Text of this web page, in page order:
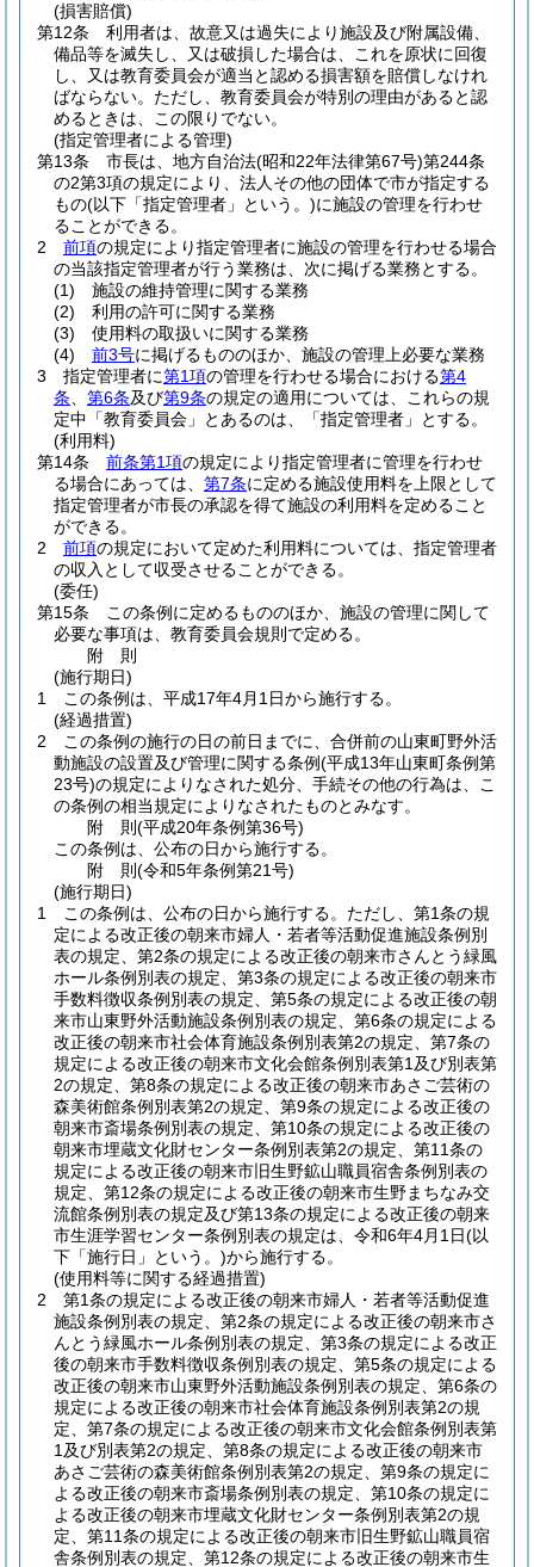
(損害賠償)
第12条
利用者は、故意又は過失により施設及び附属設備、
備品等を滅失し、又は破損した場合は、これを原状に回復
し、又は教育委員会が適当と認める損害額を賠償しなけれ
ばならない。 ただし、教育委員会が特別の理由があると認
めるときは、この限りでない。
(指定管理者による管理)
第13条
市長は、地方自治法(昭和22年法律第67号)第244条
の2第3項の規定により、法人その他の団体で市が指定する
もの(以下「指定管理者」という。)に施設の管理を行わせ
ることができる。
2
前項の規定により指定管理者に施設の管理を行わせる場合
の当該指定管理者が行う業務は、次に掲げる業務とする。
(1)
施設の維持管理に関する業務
(2)
利用の許可に関する業務
(3)
使用料の取扱いに関する業務
(4)
前3号に掲げるもののほか、施設の管理上必要な業務
3
指定管理者に第1項の管理を行わせる場合における第4
条
第6条及び第9条の規定の適用については、これらの規
定中「教育委員会」とあるのは、「指定管理者」とする。
(利用料)
第14条
前条第1項の規定により指定管理者に管理を行わせ
る場合にあっては、 第7条に定める施設使用料を上限として
指定管理者が市長の承認を得て施設の利用料を定めること
ができる。
2
前項の規定において定めた利用料については、指定管理者
の収入として収受させることができる。
(委任)
第15条
この条例に定めるもののほか、施設の管理に関して
必要な事項は、教育委員会規則で定める。
附 則
(施行期日)
1
この条例は、平成17年4月1日から施行する。
(経過措置)
2
この条例の施行の日の前日までに、合併前の山東町野外活
動施設の設置及び管理に関する条例(平成13年山東町条例第
23号)の規定によりなされた処分、手続その他の行為は、こ
の条例の相当規定によりなされたものとみなす。
附 則(平成20年条例第36号)
この条例は、公布の日から施行する。
附 則(令和5年条例第21号)
(施行期日)
1
この条例は、公布の日から施行する。 ただし、第1条の規
定による改正後の朝来市婦人・若者等活動促進施設条例別
表の規定、第2条の規定による改正後の朝来市さんとう緑風
ホール条例別表の規定、第3条の規定による改正後の朝来市
手数料徴収条例別表の規定、第5条の規定による改正後の朝
来市山東野外活動施設条例別表の規定、第6条の規定による
改正後の朝来市社会体育施設条例別表第2の規定、第7条の
規定による改正後の朝来市文化会館条例別表第1及び別表第
2の規定、第8条の規定による改正後の朝来市あさご芸術の
森美術館条例別表第2の規定、第9条の規定による改正後の
朝来市斎場条例別表の規定、第10条の規定による改正後の
朝来市埋蔵文化財センター条例別表第2の規定、第11条の
規定による改正後の朝来市旧生野鉱山職員宿舎条例別表の
規定、第12条の規定による改正後の朝来市生野まちなみ交
流館条例別表の規定及び第13条の規定による改正後の朝来
市生涯学習センター条例別表の規定は、令和6年4月1日(以
下「施行日」という。)から施行する。
(使用料等に関する経過措置)
2
第1条の規定による改正後の朝来市婦人・若者等活動促進
施設条例別表の規定、第2条の規定による改正後の朝来市さ
んとう緑風ホール条例別表の規定、第3条の規定による改正
後の朝来市手数料徴収条例別表の規定、第5条の規定による
改正後の朝来市山東野外活動施設条例別表の規定、第6条の
規定による改正後の朝来市社会体育施設条例別表第2の規
定、第7条の規定による改正後の朝来市文化会館条例別表第
1及び別表第2の規定、第8条の規定による改正後の朝来市
あさご芸術の森美術館条例別表第2の規定、第9条の規定に
よる改正後の朝来市斎場条例別表の規定、第10条の規定に
よる改正後の朝来市埋蔵文化財センター条例別表第2の規
定、第11条の規定による改正後の朝来市旧生野鉱山職員宿
舎条例別表の規定、第12条の規定による改正後の朝来市生